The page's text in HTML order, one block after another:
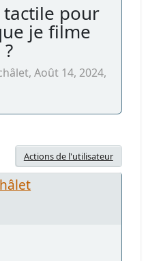
pour
je filme
Août 14, 2024,
Actions de l'utilisateur